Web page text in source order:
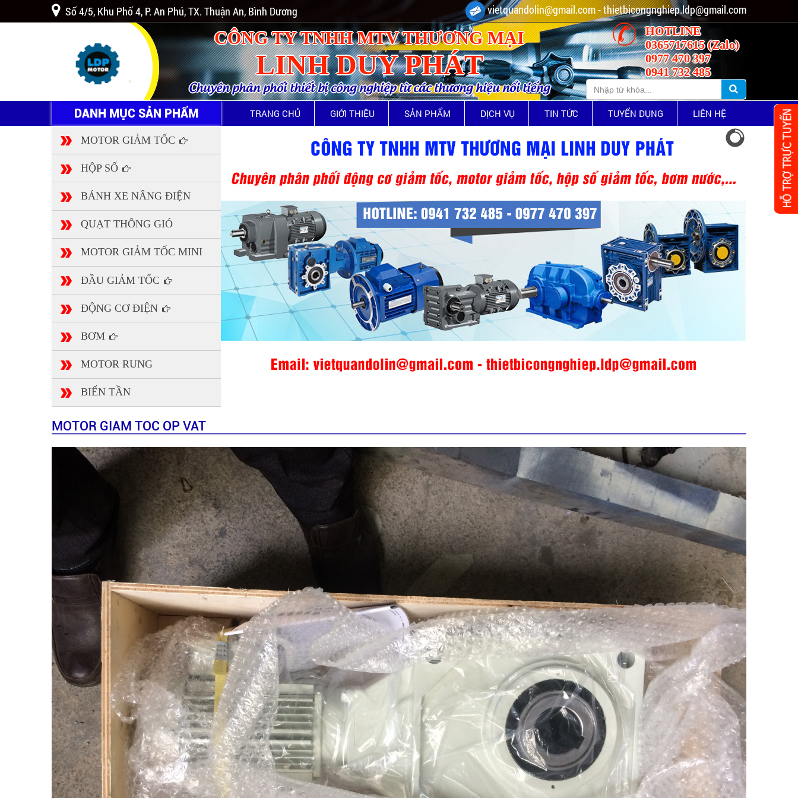
Số 4/5, Khu Phố 4, P. An Phú, TX. Thuận An, Bình Dương vietquandolin@gmail.com - thietbicongnghiep.ldp@gmail.com
CÔNG TY TNHH MTV THƯƠNG MẠI
LINH DUY PHÁT
Chuyên phân phối thiết bị công nghiệp từ các thương hiệu nổi tiếng
HOTLINE
0365717615 (Zalo)
0977 470 397
0941 732 485
DANH MỤC SẢN PHẨM TRANG CHỦ GIỚI THIỆU SẢN PHẨM DỊCH VỤ TIN TỨC TUYỂN DỤNG LIÊN HỆ
MOTOR GIẢM TỐC
HỘP SỐ
BÁNH XE NÂNG ĐIỆN
QUẠT THÔNG GIÓ
MOTOR GIẢM TỐC MINI
ĐẦU GIẢM TỐC
ĐỘNG CƠ ĐIỆN
BƠM
MOTOR RUNG
BIẾN TẦN
MOTOR GIAM TOC OP VAT